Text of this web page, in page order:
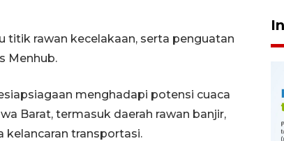
titik rawan kecelakaan, serta penguatan
Menhub.
menghadapi potensi cuaca
Barat, termasuk daerah rawan banjir,
kelancaran transportasi.